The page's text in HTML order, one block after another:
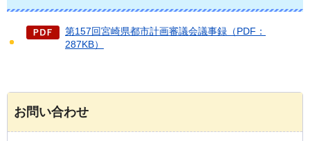
第157回宮崎県都市計画審議会議事録（PDF：
287KB）
お問い合わせ